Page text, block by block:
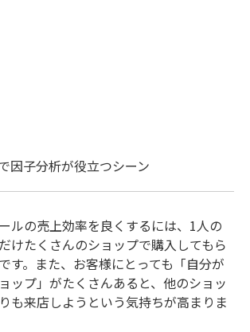
因子分析が役立つシーン
ルの売上効率を良くするには、1人の
けたくさんのショップで購入してもら
す。また、お客様にとっても「自分が
ップ」がたくさんあると、他のショッ
も来店しようという気持ちが高まりま